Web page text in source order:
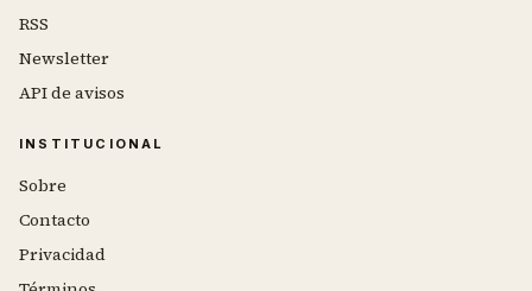
RSS
Newsletter
API de avisos
INSTITUCIONAL
Sobre
Contacto
Privacidad